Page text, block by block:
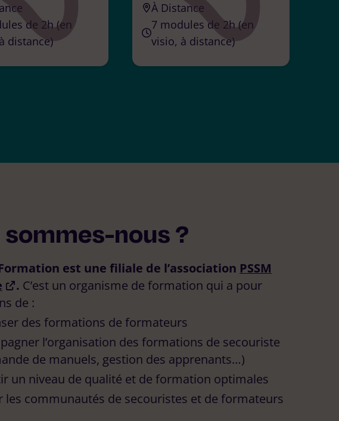
de 2h (en
distance)
À Distance
7 modules de 2h (en
visio, à distance)
sommes-nous ?
Formation est une filiale de l’association PSSM
. C’est un organisme de formation qui a pour
de :
des formations de formateurs
l’organisation des formations de secouriste
de manuels, gestion des apprenants…)
un niveau de qualité et de formation optimales
les communautés de secouristes et de formateurs